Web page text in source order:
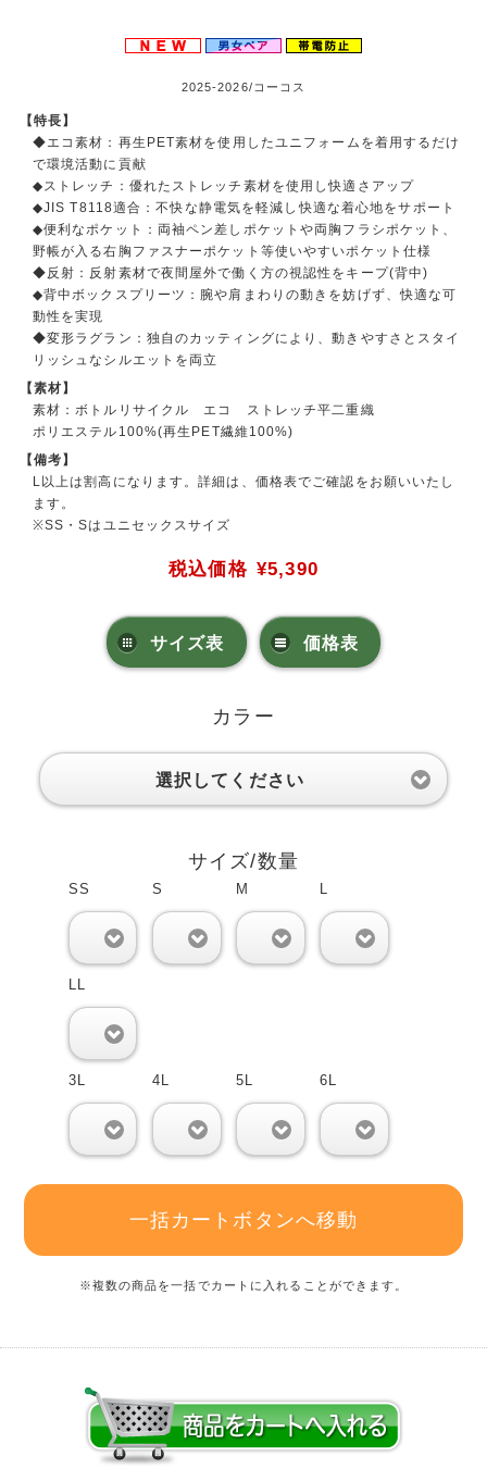
2025-2026/コーコス
【特長】
◆エコ素材：再生PET素材を使用したユニフォームを着用するだけ
で環境活動に貢献
◆ストレッチ：優れたストレッチ素材を使用し快適さアップ
◆JIS T8118適合：不快な静電気を軽減し快適な着心地をサポート
◆便利なポケット：両袖ペン差しポケットや両胸フラシポケット、
野帳が入る右胸ファスナーポケット等使いやすいポケット仕様
◆反射：反射素材で夜間屋外で働く方の視認性をキープ(背中)
◆背中ボックスプリーツ：腕や肩まわりの動きを妨げず、快適な可
動性を実現
◆変形ラグラン：独自のカッティングにより、動きやすさとスタイ
リッシュなシルエットを両立
【素材】
素材：ボトルリサイクル エコ ストレッチ平二重織
ポリエステル100%(再生PET繊維100%)
【備考】
L以上は割高になります。詳細は、価格表でご確認をお願いいたし
ます。
※SS・Sはユニセックスサイズ
税込価格 ¥5,390
サイズ表 価格表
カラー
選択してください
サイズ/数量
SS S M L
LL
3L 4L 5L 6L
一括カートボタンへ移動
※複数の商品を一括でカートに入れることができます。